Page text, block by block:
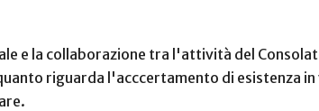
e la collaborazione tra l'attività del
riguarda l'acccertamento di esistenza